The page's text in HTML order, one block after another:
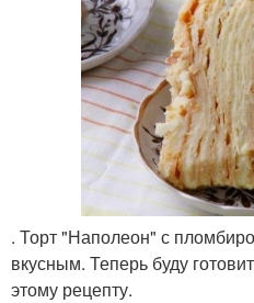
. Торт "Наполеон" с
вкусным. Теперь буду
этому рецепту.